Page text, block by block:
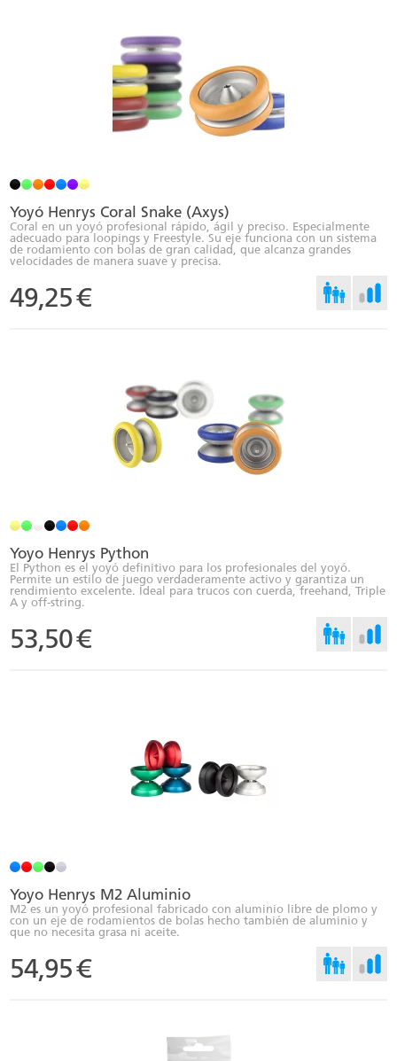
Yoyó Henrys Coral Snake (Axys)
Coral en un yoyó profesional rápido, ágil y preciso. Especialmente
adecuado para loopings y Freestyle. Su eje funciona con un sistema
de rodamiento con bolas de gran calidad, que alcanza grandes
velocidades de manera suave y precisa.
49,25€
Yoyo Henrys Python
El Python es el yoyó definitivo para los profesionales del yoyó.
Permite un estilo de juego verdaderamente activo y garantiza un
rendimiento excelente. Ideal para trucos con cuerda, freehand, Triple
A y off-string.
53,50€
Yoyo Henrys M2 Aluminio
M2 es un yoyó profesional fabricado con aluminio libre de plomo y
con un eje de rodamientos de bolas hecho también de aluminio y
que no necesita grasa ni aceite.
54,95€